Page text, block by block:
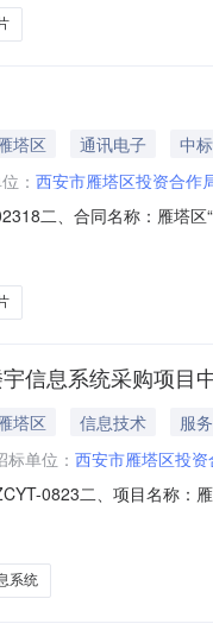
塔区 通讯电子
中
： 西安市雁塔区投资合作
二、合同名称：雁塔
2单元1003室联系方式：
信息系统采购项目
塔区 信息技术
服务
标单位： 西安市雁塔区投
0823二、项目名称：
名称采购标的服务范围
系统